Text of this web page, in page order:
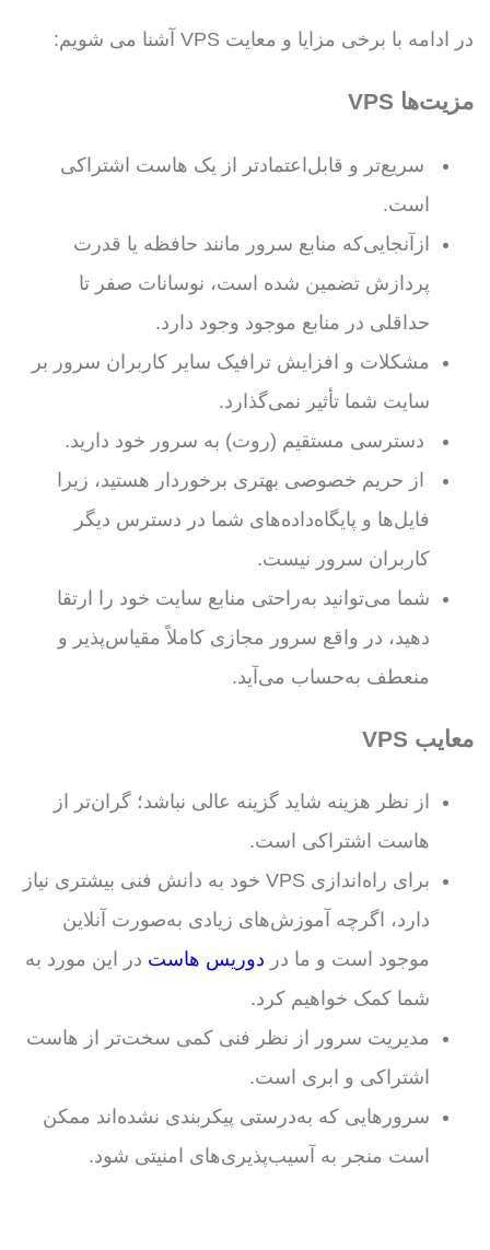
در ادامه با برخی مزایا و معایت VPS آشنا می شویم:
مزیت‌ها VPS
سریع‌تر و قابل‌اعتمادتر از یک هاست اشتراکی
است.
ازآنجایی‌که منابع سرور مانند حافظه یا قدرت
پردازش تضمین شده است، نوسانات صفر تا
حداقلی در منابع موجود وجود دارد.
مشکلات و افزایش ترافیک سایر کاربران سرور بر
سایت شما تأثیر نمی‌گذارد.
دسترسی مستقیم (روت) به سرور خود دارید.
از حریم خصوصی بهتری برخوردار هستید، زیرا
فایل‌ها و پایگاه‌داده‌های شما در دسترس دیگر
کاربران سرور نیست.
شما می‌توانید به‌راحتی منابع سایت خود را ارتقا
دهید، در واقع سرور مجازی کاملاً مقیاس‌پذیر و
منعطف به‌حساب می‌آید.
معایب VPS
از نظر هزینه شاید گزینه عالی نباشد؛ گران‌تر از
هاست اشتراکی است.
برای راه‌اندازی VPS خود به دانش فنی بیشتری نیاز
دارد، اگرچه آموزش‌های زیادی به‌صورت آنلاین
موجود است و ما در دوریس‌ هاست در این مورد به
شما کمک خواهیم کرد.
مدیریت سرور از نظر فنی کمی سخت‌تر از هاست
اشتراکی و ابری است.
سرورهایی که به‌درستی پیکربندی نشده‌اند ممکن
است منجر به آسیب‌پذیری‌های امنیتی شود.